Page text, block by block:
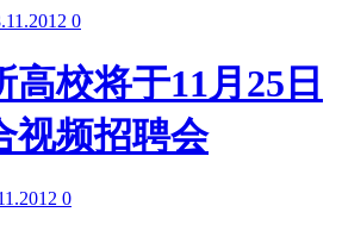
0
高校将于11月25日
视频招聘会
0